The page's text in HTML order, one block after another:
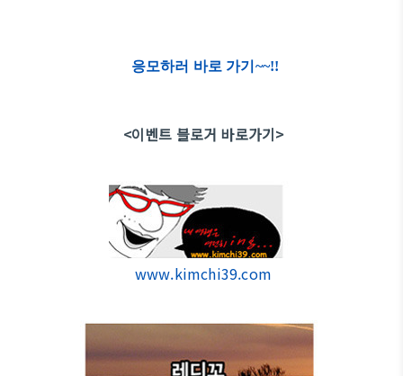
응모하러 바로 가기~~!!
<이벤트 블로거 바로가기>
www.kimchi39.com